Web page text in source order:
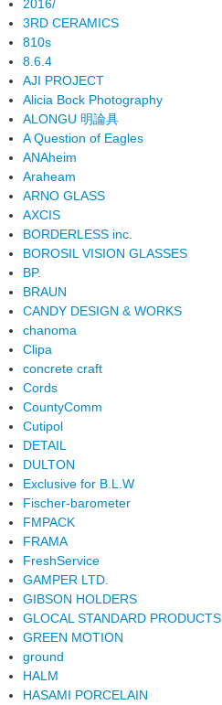
2016/
3RD CERAMICS
810s
8.6.4
AJI PROJECT
Alicia Bock Photography
ALONGU 明論具
A Question of Eagles
ANAheim
Araheam
ARNO GLASS
AXCIS
BORDERLESS inc.
BOROSIL VISION GLASSES
BP.
BRAUN
CANDY DESIGN & WORKS
chanoma
Clipa
concrete craft
Cords
CountyComm
Cutipol
DETAIL
DULTON
Exclusive for B.L.W
Fischer-barometer
FMPACK
FRAMA
FreshService
GAMPER LTD.
GIBSON HOLDERS
GLOCAL STANDARD PRODUCTS
GREEN MOTION
ground
HALM
HASAMI PORCELAIN